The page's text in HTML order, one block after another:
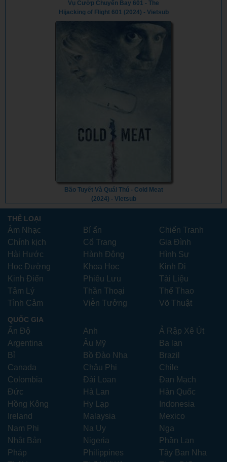
Vụ Cướp Chuyến Bay 601 - The
Hijacking of Flight 601 (2024) - Vietsub
Bão Tuyết Và Quái Thú - Cold Meat
(2024) - Vietsub
THỂ LOẠI
Âm Nhạc Bí ẩn
Chiến Tranh
Chính kịch
Cổ Trang
Gia Đình
Hài Hước
Hành Động
Hình Sự
Học Đường
Khoa Học
Kinh Dị
Kinh Điển
Phiêu Lưu
Tài Liệu
Tâm Lý
Thần Thoại
Thể Thao
Tình Cảm
Viễn Tưởng Võ Thuật
QUỐC GIA
Ấn Độ Anh
Ả Rập Xê Út
Argentina
Âu Mỹ
Ba lan
Bỉ
Bồ Đào Nha
Brazil
Canada
Châu Phi
Chile
Colombia
Đài Loan
Đan Mạch
Đức
Hà Lan
Hàn Quốc
Hồng Kông
Hy Lạp
Indonesia
Ireland
Malaysia
Mexico
Nam Phi
Na Uy
Nga
Nhật Bản
Nigeria
Phần Lan
Pháp
Philippines
Tây Ban Nha